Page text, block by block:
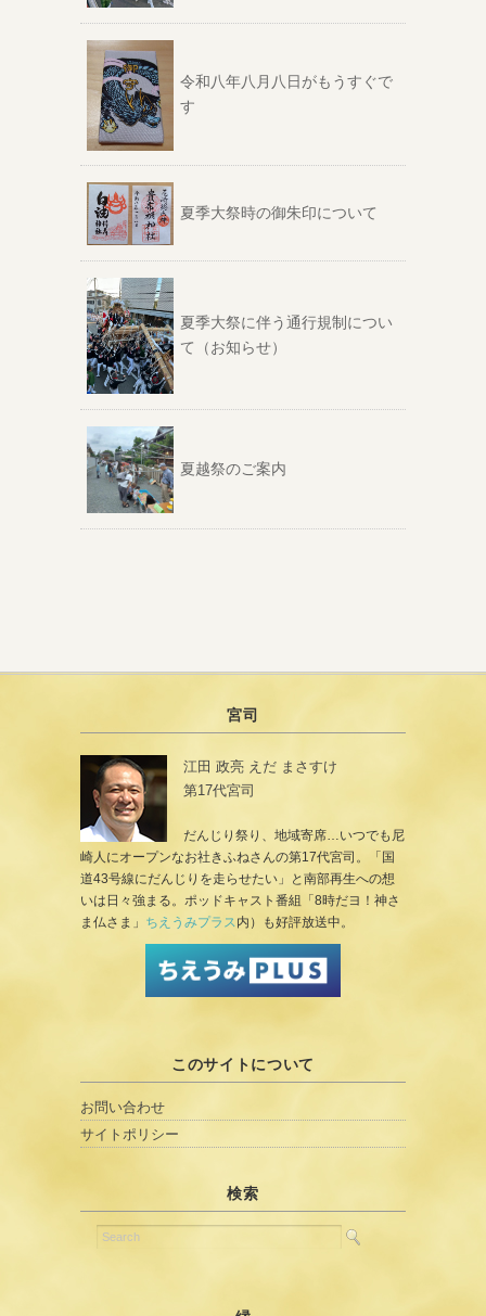
令和八年八月八日がもうすぐで
す
夏季大祭時の御朱印について
夏季大祭に伴う通行規制につい
て（お知らせ）
夏越祭のご案内
宮司
江田 政亮 えだ まさすけ
第17代宮司
だんじり祭り、地域寄席…いつでも尼
崎人にオープンなお社きふねさんの第17代宮司。「国
道43号線にだんじりを走らせたい」と南部再生への想
いは日々強まる。ポッドキャスト番組「8時だヨ！神さ
ま仏さま」 ちえうみプラス内）も好評放送中。
このサイトについて
お問い合わせ
サイトポリシー
検索